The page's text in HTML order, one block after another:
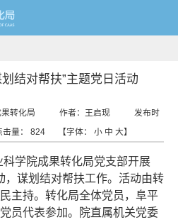
结对帮扶”主题党日活动
转化局 作者：王启现
发布时
击量： 824 【字体： 小 中 大】
科学院成果转化局党支部开展
，谋划结对帮扶工作。活动由转
主持。转化局全体党员，阜平
员代表参加。院直属机关党委